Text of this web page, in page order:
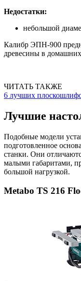
Недостатки:
небольшой
Калибр ЭПН-900
древесины в
ЧИТАТЬ ТАКЖЕ
6 лучших
Лучшие
Подобные модели
подготовленное
станки. Они
малыми габаритами,
большой нагрузкой.
Metabo TS 216